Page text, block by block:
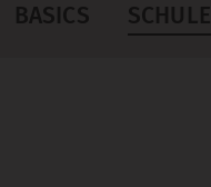
BASICS SCHULE